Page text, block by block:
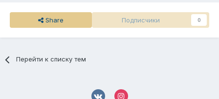
Share Подписчики 0
Перейти к списку тем